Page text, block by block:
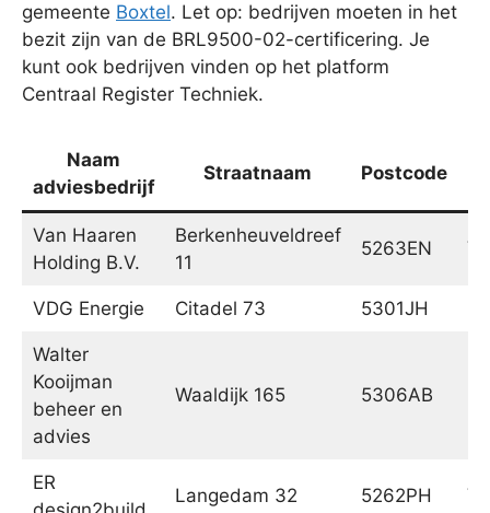
gemeente Boxtel. Let op: bedrijven moeten in het
bezit zijn van de BRL9500-02-certificering. Je
kunt ook bedrijven vinden op het platform
Centraal Register Techniek.
Naam
adviesbedrijf
Straatnaam Postcode
Van Haaren
Holding B.V.
Berkenheuveldreef
11
5263EN
VDG Energie Citadel 73 5301JH
Walter
Kooijman
beheer en
advies
Waaldijk 165 5306AB
ER
Langedam 32 5262PH